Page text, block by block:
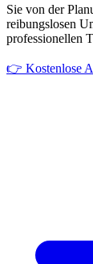
Sie von der
reibungslosen
professionellen
👉 Kostenlose